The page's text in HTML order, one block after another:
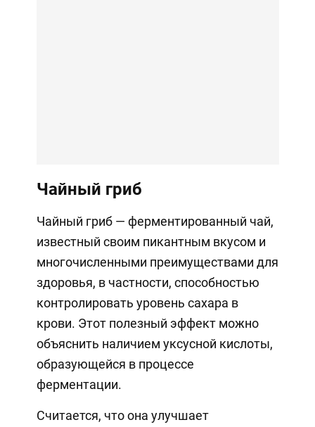
Чайный гриб
Чайный гриб — ферментированный чай,
известный своим пикантным вкусом и
многочисленными преимуществами для
здоровья, в частности, способностью
контролировать уровень сахара в
крови. Этот полезный эффект можно
объяснить наличием уксусной кислоты,
образующейся в процессе
ферментации.
Считается, что она улучшает